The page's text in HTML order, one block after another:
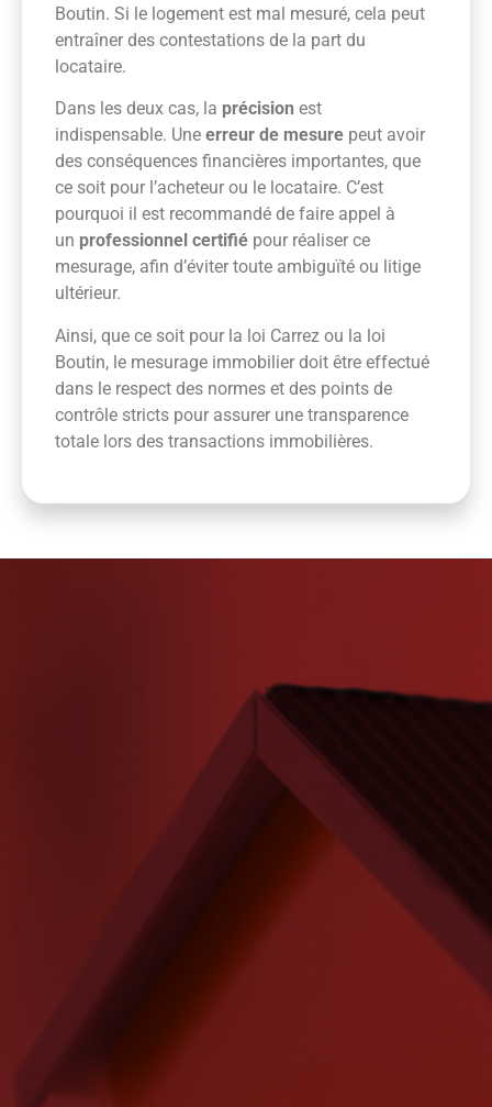
Boutin. Si le logement est mal mesuré, cela peut
entraîner des contestations de la part du
locataire.
Dans les deux cas, la précision est
indispensable. Une erreur de mesure peut avoir
des conséquences financières importantes, que
ce soit pour l’acheteur ou le locataire. C’est
pourquoi il est recommandé de faire appel à
un professionnel certifié pour réaliser ce
mesurage, afin d’éviter toute ambiguïté ou litige
ultérieur.
Ainsi, que ce soit pour la loi Carrez ou la loi
Boutin, le mesurage immobilier doit être effectué
dans le respect des normes et des points de
contrôle stricts pour assurer une transparence
totale lors des transactions immobilières.